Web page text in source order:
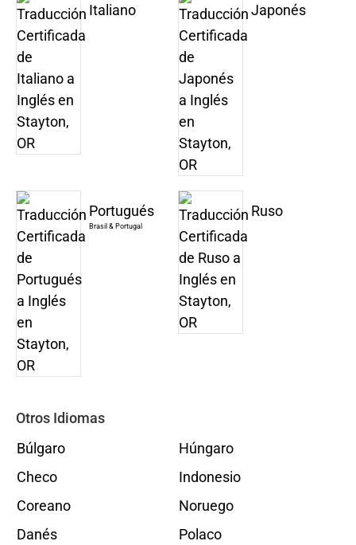
Italiano Japonés
Portugués
Brasil & Portugal
Ruso
Otros Idiomas
Búlgaro
Checo
Coreano
Danés
Húngaro
Indonesio
Noruego
Polaco